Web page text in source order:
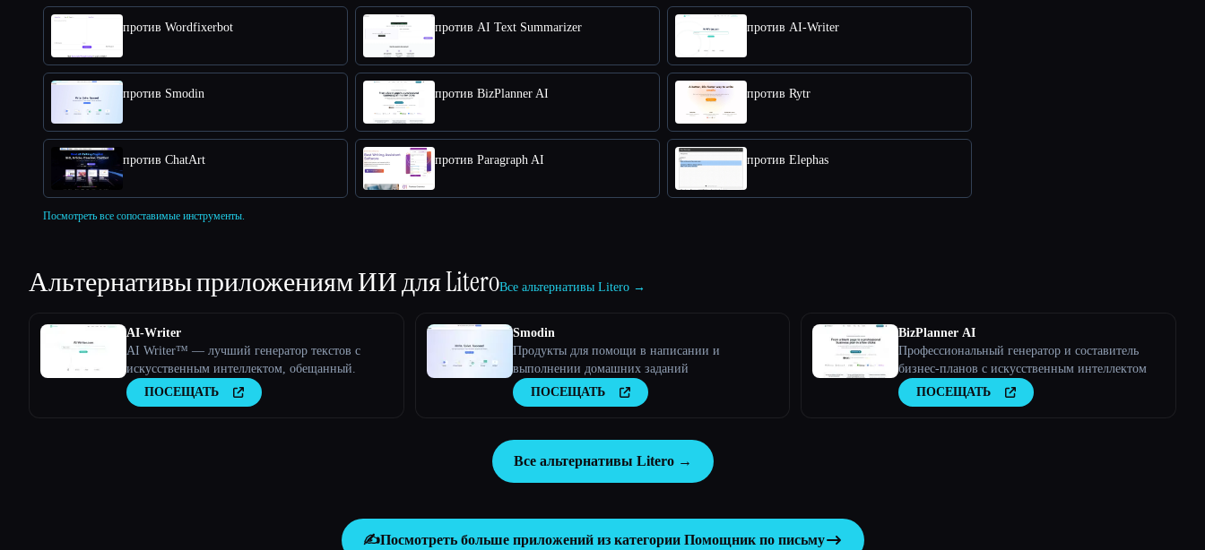
против Wordfixerbot против AI Text Summarizer против AI-Writer
против Smodin против BizPlanner AI против Rytr
против ChatArt против Paragraph AI против Elephas
Посмотреть все сопоставимые инструменты.
Альтернативы приложениям ИИ дляLiteroВсе альтернативы Litero →
AI-Writer
AI Writer™ — лучший генератор текстов с
искусственным интеллектом, обещанный.
ПОСЕЩАТЬ
Smodin
Продукты для помощи в написании и
выполнении домашних заданий
ПОСЕЩАТЬ
BizPlanner AI
Профессиональный генератор и составитель
бизнес-планов с искусственным интеллектом
ПОСЕЩАТЬ
Все альтернативы Litero →
✍️Посмотреть больше приложений из категории Помощник по письму